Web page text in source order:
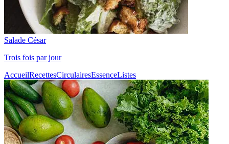
Salade César
Trois fois par jour
AccueilRecettesCirculairesEssenceListes